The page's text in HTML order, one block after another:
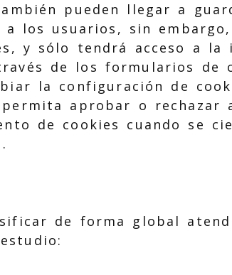
pueden llegar a
a los usuarios, sin
y sólo tendrá acceso a la
de los formularios de
la configuración de
aprobar o rechazar
de cookies cuando se
de forma global